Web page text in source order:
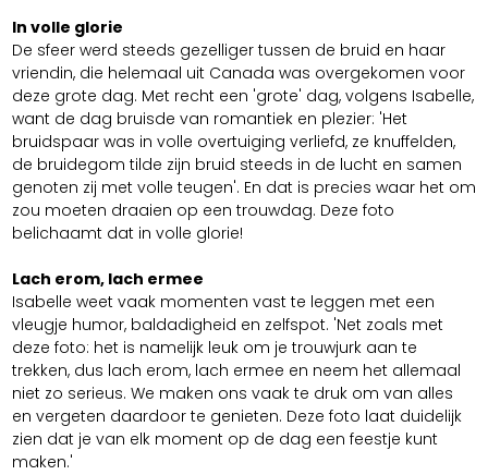
In volle glorie
De sfeer werd steeds gezelliger tussen de bruid en haar
vriendin, die helemaal uit Canada was overgekomen voor
deze grote dag. Met recht een 'grote' dag, volgens Isabelle,
want de dag bruisde van romantiek en plezier: 'Het
bruidspaar was in volle overtuiging verliefd, ze knuffelden,
de bruidegom tilde zijn bruid steeds in de lucht en samen
genoten zij met volle teugen'. En dat is precies waar het om
zou moeten draaien op een trouwdag. Deze foto
belichaamt dat in volle glorie!
Lach erom, lach ermee
Isabelle weet vaak momenten vast te leggen met een
vleugje humor, baldadigheid en zelfspot. 'Net zoals met
deze foto: het is namelijk leuk om je trouwjurk aan te
trekken, dus lach erom, lach ermee en neem het allemaal
niet zo serieus. We maken ons vaak te druk om van alles
en vergeten daardoor te genieten. Deze foto laat duidelijk
zien dat je van elk moment op de dag een feestje kunt
maken.'